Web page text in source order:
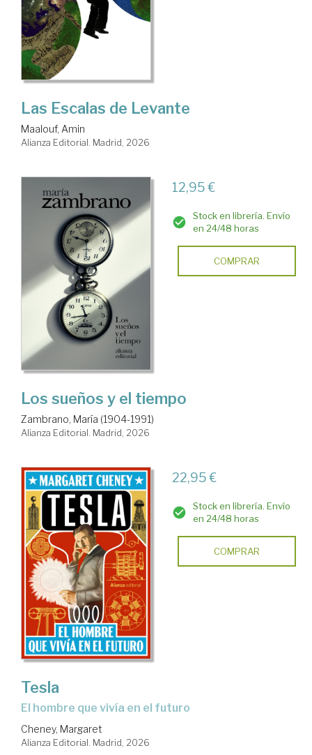
Las Escalas de Levante
Maalouf, Amin
Alianza Editorial. Madrid, 2026
12,95 €
Stock en librería. Envío
en 24/48 horas
COMPRAR
Los sueños y el tiempo
Zambrano, María (1904-1991)
Alianza Editorial. Madrid, 2026
22,95 €
Stock en librería. Envío
en 24/48 horas
COMPRAR
Tesla
El hombre que vivía en el futuro
Cheney, Margaret
Alianza Editorial. Madrid, 2026